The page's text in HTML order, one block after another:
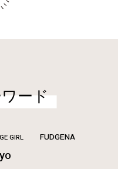
ード
GIRL FUDGENA